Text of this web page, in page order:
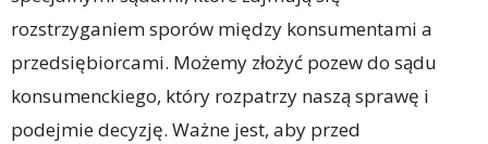
rozstrzyganiem sporów między konsumentami a
przedsiębiorcami. Możemy złożyć pozew do sądu
konsumenckiego, który rozpatrzy naszą sprawę i
podejmie decyzję. Ważne jest, aby przed